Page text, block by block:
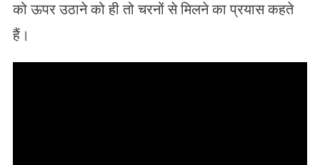
को ऊपर उठाने को ही तो चरनों से मिलने का प्रयास कहते
हैं।